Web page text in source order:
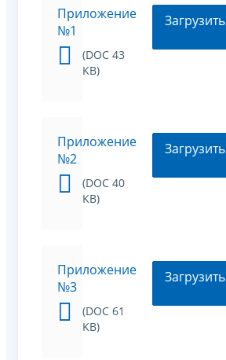
Приложение
№1
(DOC 43
KB)
Загрузить
Приложение
№2
(DOC 40
KB)
Загрузить
Приложение
№3
(DOC 61
KB)
Загрузить